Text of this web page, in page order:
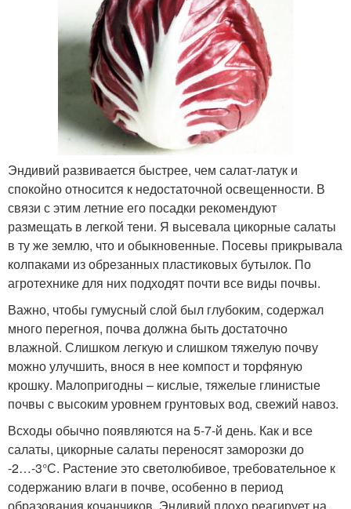
Эндивий развивается быстрее, чем салат-латук и
спокойно относится к недостаточной освещенности. В
связи с этим летние его посадки рекомендуют
размещать в легкой тени. Я высевала цикорные салаты
в ту же землю, что и обыкновенные. Посевы прикрывала
колпаками из обрезанных пластиковых бутылок. По
агротехнике для них подходят почти все виды почвы.
Важно, чтобы гумусный слой был глубоким, содержал
много перегноя, почва должна быть достаточно
влажной. Слишком легкую и слишком тяжелую почву
можно улучшить, внося в нее компост и торфяную
крошку. Малопригодны – кислые, тяжелые глинистые
почвы с высоким уровнем грунтовых вод, свежий навоз.
Всходы обычно появляются на 5-7-й день. Как и все
салаты, цикорные салаты переносят заморозки до
-2…-3°С. Растение это светолюбивое, требовательное к
содержанию влаги в почве, особенно в период
образования кочанчиков. Эндивий плохо реагирует на